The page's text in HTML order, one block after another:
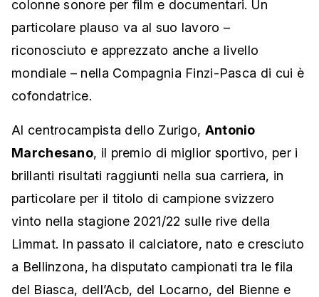
colonne sonore per film e documentari. Un
particolare plauso va al suo lavoro –
riconosciuto e apprezzato anche a livello
mondiale – nella Compagnia Finzi-Pasca di cui è
cofondatrice.
Al centrocampista dello Zurigo, Antonio
Marchesano, il premio di miglior sportivo, per i
brillanti risultati raggiunti nella sua carriera, in
particolare per il titolo di campione svizzero
vinto nella stagione 2021/22 sulle rive della
Limmat. In passato il calciatore, nato e cresciuto
a Bellinzona, ha disputato campionati tra le fila
del Biasca, dell’Acb, del Locarno, del Bienne e